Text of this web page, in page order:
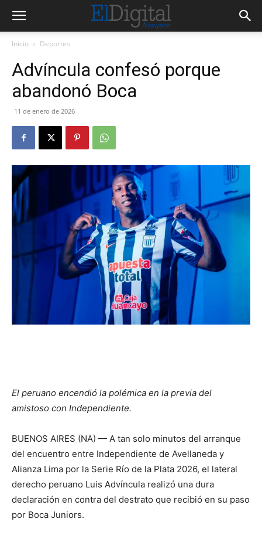
Inicio Deportes
Advíncula confesó porque
abandonó Boca
11 de enero de 2026
El peruano encendió la polémica en la previa del
amistoso con Independiente.
BUENOS AIRES (NA) — A tan solo minutos del arranque
del encuentro entre Independiente de Avellaneda y
Alianza Lima por la Serie Río de la Plata 2026, el lateral
derecho peruano Luis Advíncula realizó una dura
declaración en contra del destrato que recibió en su paso
por Boca Juniors.